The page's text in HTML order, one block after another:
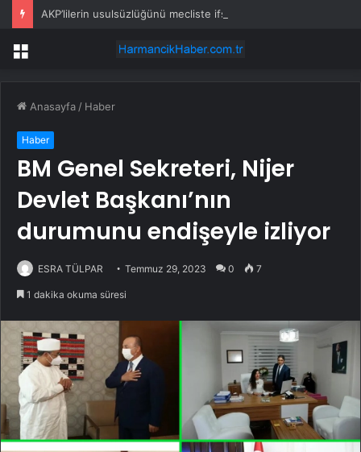
Menü
Anasayfa / Haber
Haber
BM Genel Sekreteri, Nijer
Devlet Başkanı’nın
durumunu endişeyle izliyor
ESRA TÜLPAR Temmuz 29, 2023 0 7
1 dakika okuma süresi